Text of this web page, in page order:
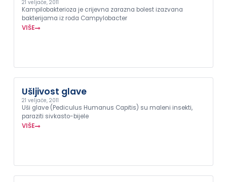
21 veljače, 2011
Kampilobakterioza je crijevna zarazna bolest izazvana
bakterijama iz roda Campylobacter
VIŠE
Ušljivost glave
21 veljače, 2011
Uši glave (Pediculus Humanus Capitis) su maleni insekti,
paraziti sivkasto-bijele
VIŠE